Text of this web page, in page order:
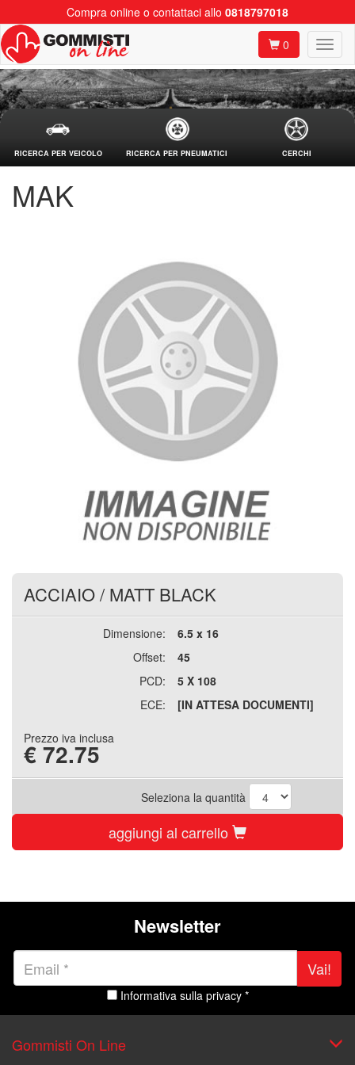
Compra online o contattaci allo 0818797018
0
RICERCA PER VEICOLO RICERCA PER PNEUMATICI CERCHI
MAK
ACCIAIO/ MATT BLACK
Dimensione:
6.5 x 16
Offset:
45
PCD:
5 X 108
ECE:
[IN ATTESA DOCUMENTI]
Prezzo iva inclusa
€ 72.75
Seleziona la quantità
aggiungi al carrello
Newsletter
Vai!
Informativa sulla privacy *
Gommisti On Line